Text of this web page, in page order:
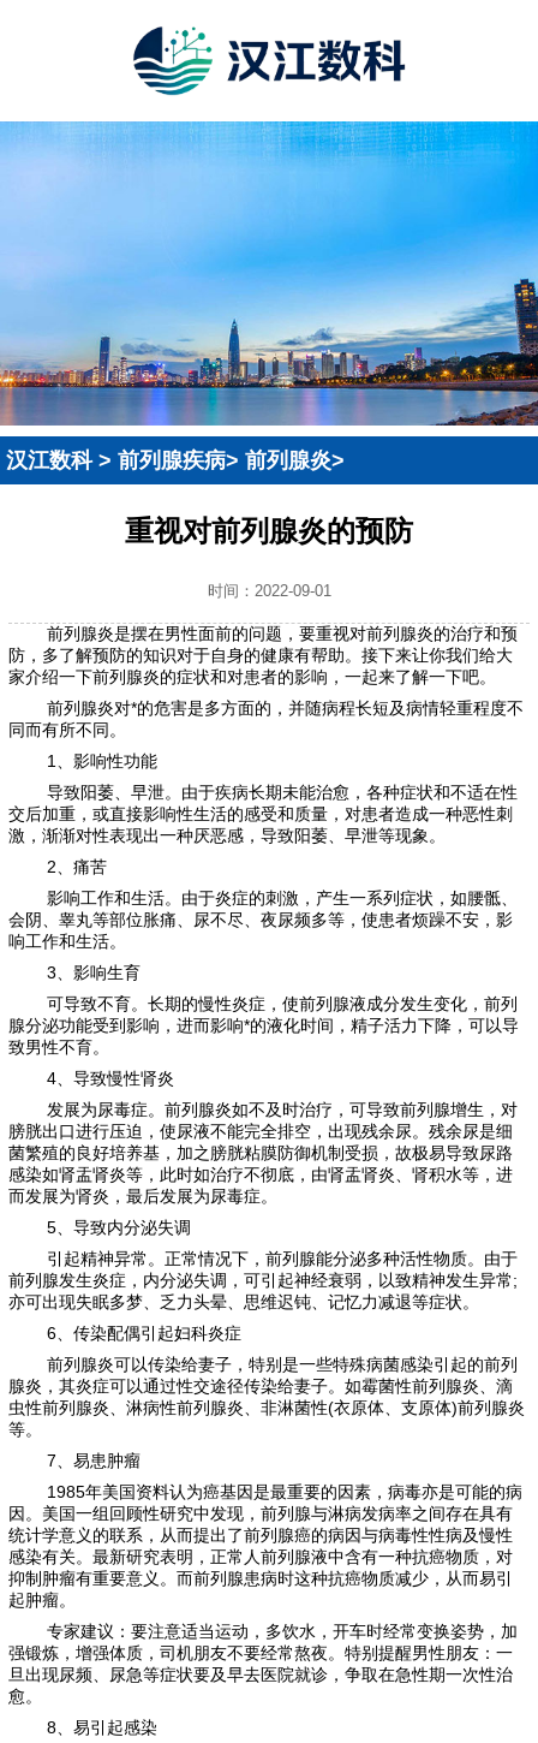
汉江数科>前列腺疾病>前列腺炎>
重视对前列腺炎的预防
时间：2022-09-01
前列腺炎是摆在男性面前的问题，要重视对前列腺炎的治疗和预
防，多了解预防的知识对于自身的健康有帮助。接下来让你我们给大
家介绍一下前列腺炎的症状和对患者的影响，一起来了解一下吧。
前列腺炎对*的危害是多方面的，并随病程长短及病情轻重程度不
同而有所不同。
1、影响性功能
导致阳萎、早泄。由于疾病长期未能治愈，各种症状和不适在性
交后加重，或直接影响性生活的感受和质量，对患者造成一种恶性刺
激，渐渐对性表现出一种厌恶感，导致阳萎、早泄等现象。
2、痛苦
影响工作和生活。由于炎症的刺激，产生一系列症状，如腰骶、
会阴、睾丸等部位胀痛、尿不尽、夜尿频多等，使患者烦躁不安，影
响工作和生活。
3、影响生育
可导致不育。长期的慢性炎症，使前列腺液成分发生变化，前列
腺分泌功能受到影响，进而影响*的液化时间，精子活力下降，可以导
致男性不育。
4、导致慢性肾炎
发展为尿毒症。前列腺炎如不及时治疗，可导致前列腺增生，对
膀胱出口进行压迫，使尿液不能完全排空，出现残余尿。残余尿是细
菌繁殖的良好培养基，加之膀胱粘膜防御机制受损，故极易导致尿路
感染如肾盂肾炎等，此时如治疗不彻底，由肾盂肾炎、肾积水等，进
而发展为肾炎，最后发展为尿毒症。
5、导致内分泌失调
引起精神异常。正常情况下，前列腺能分泌多种活性物质。由于
前列腺发生炎症，内分泌失调，可引起神经衰弱，以致精神发生异常;
亦可出现失眠多梦、乏力头晕、思维迟钝、记忆力减退等症状。
6、传染配偶引起妇科炎症
前列腺炎可以传染给妻子，特别是一些特殊病菌感染引起的前列
腺炎，其炎症可以通过性交途径传染给妻子。如霉菌性前列腺炎、滴
虫性前列腺炎、淋病性前列腺炎、非淋菌性(衣原体、支原体)前列腺炎
等。
7、易患肿瘤
1985年美国资料认为癌基因是最重要的因素，病毒亦是可能的病
因。美国一组回顾性研究中发现，前列腺与淋病发病率之间存在具有
统计学意义的联系，从而提出了前列腺癌的病因与病毒性性病及慢性
感染有关。最新研究表明，正常人前列腺液中含有一种抗癌物质，对
抑制肿瘤有重要意义。而前列腺患病时这种抗癌物质减少，从而易引
起肿瘤。
专家建议：要注意适当运动，多饮水，开车时经常变换姿势，加
强锻炼，增强体质，司机朋友不要经常熬夜。特别提醒男性朋友：一
旦出现尿频、尿急等症状要及早去医院就诊，争取在急性期一次性治
愈。
8、易引起感染